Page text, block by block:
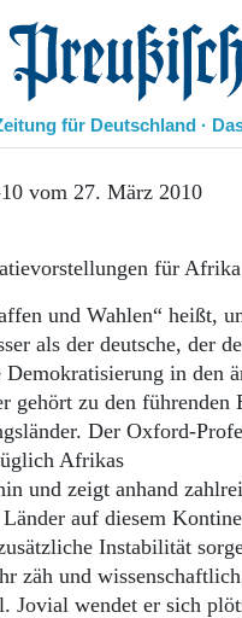
Allgemeine
für Deutschland ·
Danzig
vom 27. März 2010
für Afrika
und Wahlen“ heißt,
als der deutsche, der
in den
gehört zu den führenden
Der Oxford-
Afrikas
und zeigt anhand
auf diesem
Instabilität
zäh und
Jovial wendet er sich